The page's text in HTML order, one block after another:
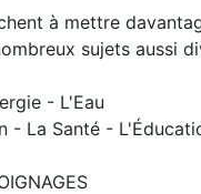
à mettre
sujets aussi
- L'Eau
- La Santé -